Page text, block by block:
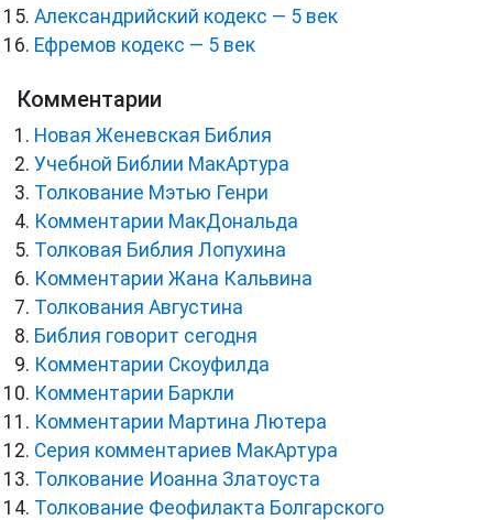
Александрийский кодекс — 5 век
Ефремов кодекс — 5 век
Комментарии
Новая Женевская Библия
Учебной Библии МакАртура
Толкование Мэтью Генри
Комментарии МакДональда
Толковая Библия Лопухина
Комментарии Жана Кальвина
Толкования Августина
Библия говорит сегодня
Комментарии Скоуфилда
Комментарии Баркли
Комментарии Мартина Лютера
Серия комментариев МакАртура
Толкование Иоанна Златоуста
Толкование Феофилакта Болгарского